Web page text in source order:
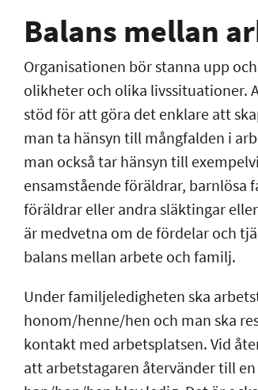
Balans mellan
Organisationen bör stanna upp
olikheter och olika livssituationer.
stöd för att göra det enklare att
man ta hänsyn till mångfalden i
man också tar hänsyn till
ensamstående föräldrar,
föräldrar eller andra släktingar
är medvetna om de fördelar och
balans mellan arbete och familj.
Under familjeledigheten ska
honom/henne/hen och man ska
kontakt med arbetsplatsen. Vid
att arbetstagaren återvänder till